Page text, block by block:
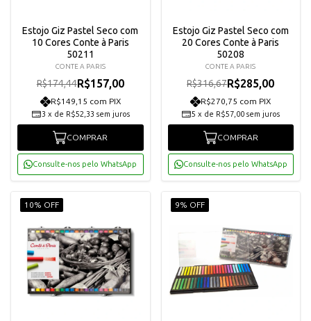
Estojo Giz Pastel Seco com
10 Cores Conte à Paris
50211
CONTE A PARIS
R$174,44R$157,00
R$149,15 com PIX
3 x de R$52,33 sem juros
COMPRAR
Consulte-nos pelo WhatsApp
Estojo Giz Pastel Seco com
20 Cores Conte à Paris
50208
CONTE A PARIS
R$316,67R$285,00
R$270,75 com PIX
5 x de R$57,00 sem juros
COMPRAR
Consulte-nos pelo WhatsApp
10% OFF 9% OFF